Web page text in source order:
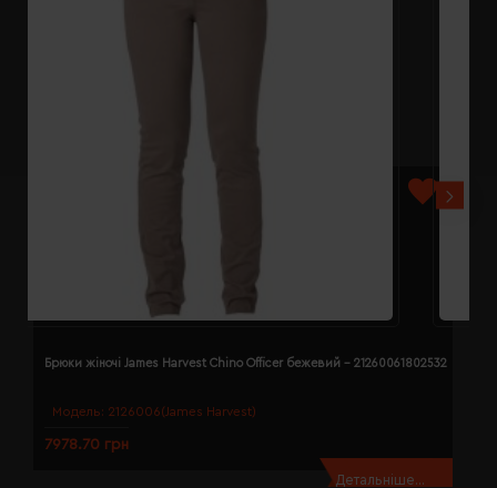
Модель: 2126006(James Harvest)
Брюки жіночі James Harvest Chino Officer бежевий - 21260061802532
7978.70 грн
Детальніше...